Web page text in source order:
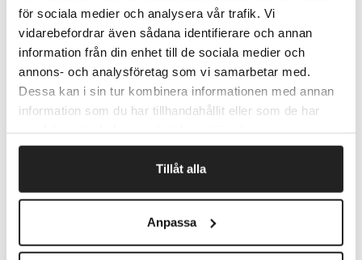
för sociala medier och analysera vår trafik. Vi
vidarebefordrar även sådana identifierare och annan
information från din enhet till de sociala medier och
annons- och analysföretag som vi samarbetar med.
Dessa kan i sin tur kombinera informationen med annan
information som du har tillhandahållit eller som de har
Tillåt alla
Anpassa
Hæfter på støv- og fedtfrie overflader.
Temperaturbestandig og silikonefri.
Leveres i længder af 1 m. Kan nemt klippes i ønskede
længder.
Målene er vist i billedskitsen.
Pris pr. stk.
Afsendelse samme dag ved bestilling